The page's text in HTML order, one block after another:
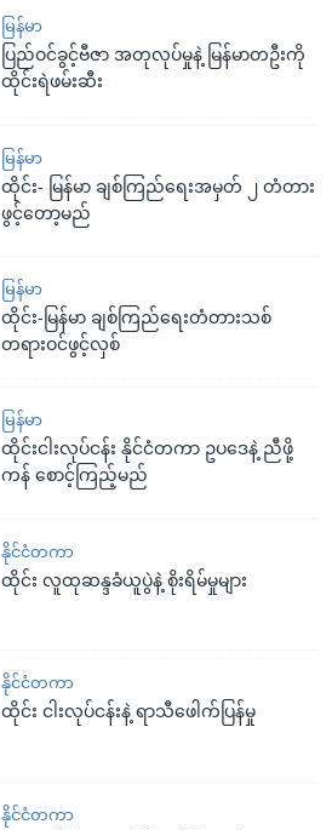
မြန်မာ
ပြည်ဝင်ခွင့်ဗီဇာ အတုလုပ်မှုနဲ့ မြန်မာတဦးကို
ထိုင်းရဲဖမ်းဆီး
မြန်မာ
ထိုင်း- မြန်မာ ချစ်ကြည်ရေးအမှတ် ၂ တံတား
ဖွင့်တော့မည်
မြန်မာ
ထိုင်း-မြန်မာ ချစ်ကြည်ရေးတံတားသစ်
တရားဝင်ဖွင့်လှစ်
မြန်မာ
ထိုင်းငါးလုပ်ငန်း နိုင်ငံတကာ ဥပဒေနဲ့ ညီဖို့
ကန် စောင့်ကြည့်မည်
နိုင်ငံတကာ
ထိုင်း လူထုဆန္ဒခံယူပွဲနဲ့ စိုးရိမ်မှုများ
နိုင်ငံတကာ
ထိုင်း ငါးလုပ်ငန်းနဲ့ ရာသီဖေါက်ပြန်မှု
နိုင်ငံတကာ